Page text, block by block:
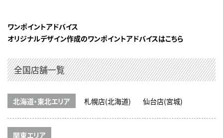
ワンポイントアドバイス
オリジナルデザイン作成のワンポイントアドバイスはこちら
全国店舗一覧
北海道・東北エリア 札幌店(北海道) 仙台店(宮城)
関東エリア